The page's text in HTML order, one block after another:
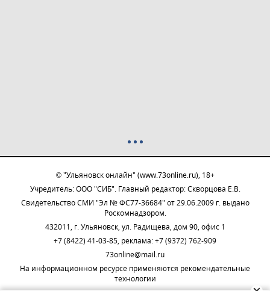
© "Ульяновск онлайн" (www.73online.ru), 18+
Учредитель: ООО "СИБ". Главный редактор: Скворцова Е.В.
Свидетельство СМИ "Эл № ФС77-36684" от 29.06.2009 г. выдано
Роскомнадзором.
432011, г. Ульяновск, ул. Радищева, дом 90, офис 1
+7 (8422) 41-03-85, реклама: +7 (9372) 762-909
73online@mail.ru
На информационном ресурсе применяются рекомендательные
технологии